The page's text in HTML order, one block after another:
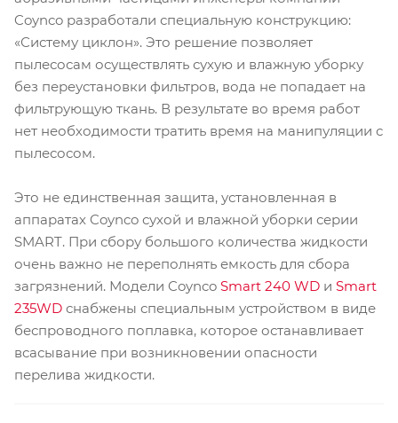
Coynco разработали специальную конструкцию:
«Систему циклон». Это решение позволяет
пылесосам осуществлять сухую и влажную уборку
без переустановки фильтров, вода не попадает на
фильтрующую ткань. В результате во время работ
нет необходимости тратить время на манипуляции с
пылесосом.
Это не единственная защита, установленная в
аппаратах Coynco сухой и влажной уборки серии
SMART. При сбору большого количества жидкости
очень важно не переполнять емкость для сбора
загрязнений. Модели Coynco Smart 240 WD и Smart
235WD снабжены специальным устройством в виде
беспроводного поплавка, которое останавливает
всасывание при возникновении опасности
перелива жидкости.